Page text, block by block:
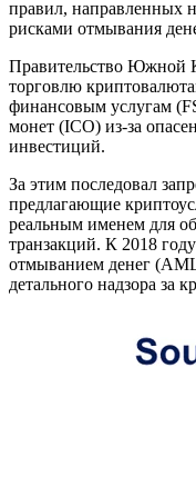
правил, направленных
рисками отмывания
Правительство Южной
торговлю
финансовым услугам
монет (ICO) из-за
инвестиций.
За этим последовал
предлагающие
реальным именем для
транзакций. К 2018
отмыванием денег
детального надзора за